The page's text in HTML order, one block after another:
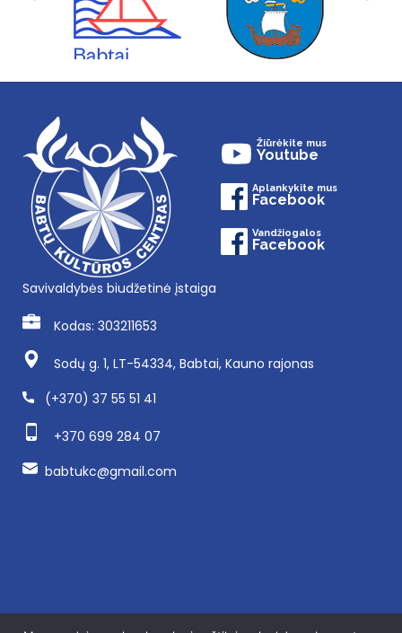
Žiūrėkite mus
Youtube
Aplankykite mus
Facebook
Vandžiogalos
Facebook
Savivaldybės biudžetinė įstaiga
Kodas: 303211653
Sodų g. 1, LT-54334, Babtai, Kauno rajonas
(+370) 37 55 51 41
+370 699 284 07
babtukc@gmail.com